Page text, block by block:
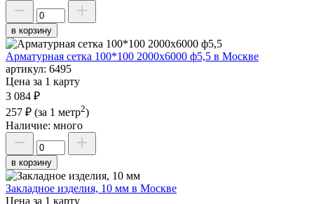
в корзину
Арматурная сетка 100*100 2000х6000 ф5,5 в Москве
артикул: 6495
Цена за 1 карту
3 084 ₽
257 ₽ (за 1 метр2)
Наличие: много
в корзину
Закладное изделия, 10 мм в Москве
Цена за 1 карту